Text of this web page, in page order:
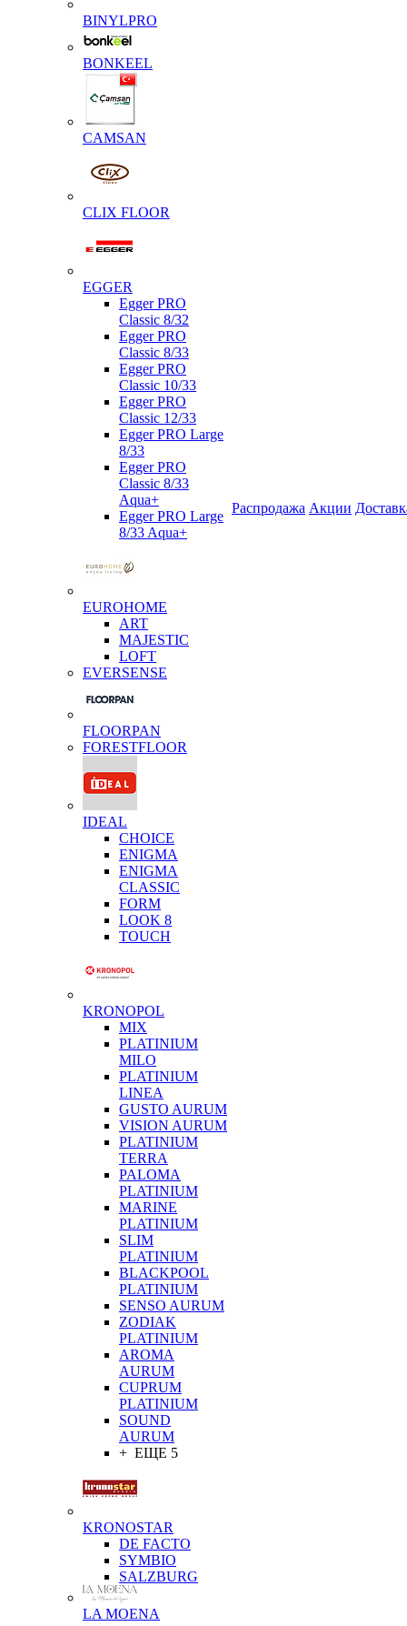
BINYLPRO
BONKEEL
CAMSAN
CLIX FLOOR
EGGER
Egger PRO
Classic 8/32
Egger PRO
Classic 8/33
Egger PRO
Classic 10/33
Egger PRO
Classic 12/33
Egger PRO Large
8/33
Egger PRO
Classic 8/33
Aqua+
Egger PRO Large
8/33 Aqua+
EUROHOME
ART
MAJESTIC
LOFT
EVERSENSE
FLOORPAN
FORESTFLOOR
IDEAL
CHOICE
ENIGMA
ENIGMA
CLASSIC
FORM
LOOK 8
TOUCH
KRONOPOL
MIX
PLATINIUM
MILO
PLATINIUM
LINEA
GUSTO AURUM
VISION AURUM
PLATINIUM
TERRA
PALOMA
PLATINIUM
MARINE
PLATINIUM
SLIM
PLATINIUM
BLACKPOOL
PLATINIUM
SENSO AURUM
ZODIAK
PLATINIUM
AROMA
AURUM
CUPRUM
PLATINIUM
SOUND
AURUM
+ ЕЩЕ 5
KRONOSTAR
DE FACTO
SYMBIO
SALZBURG
LA MOENA
Распродажа Акции